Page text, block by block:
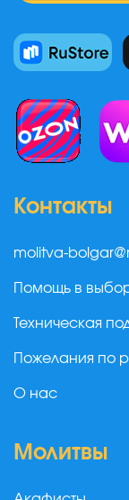
Контакты
molitva-
Помощь в
Техническая
Пожелания по
О нас
Молитвы